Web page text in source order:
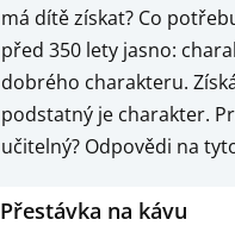
má dítě získat? Co
před 350 lety jasno:
dobrého charakteru.
podstatný je charakter.
učitelný? Odpovědi na
Přestávka na kávu